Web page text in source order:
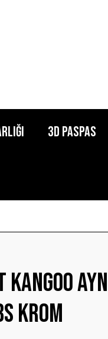
3D Paspas
Krom